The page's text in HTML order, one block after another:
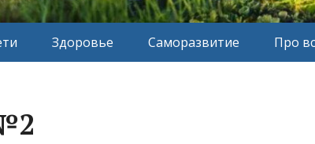
Здоровье Саморазвитие Про